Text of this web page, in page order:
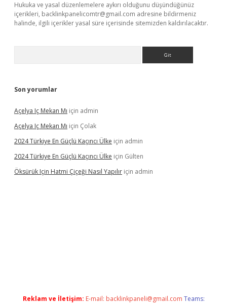
Hukuka ve yasal düzenlemelere aykırı olduğunu düşündüğünüz
içerikleri, backlinkpanelicomtr@gmail.com adresine bildirmeniz
halinde, ilgili içerikler yasal süre içerisinde sitemizden kaldırılacaktır.
Son yorumlar
Açelya Iç Mekan Mı için admin
Açelya Iç Mekan Mı için Çolak
2024 Türkiye En Güçlü Kaçıncı Ülke için admin
2024 Türkiye En Güçlü Kaçıncı Ülke için Gülten
Öksürük Için Hatmi Çiçeği Nasıl Yapılır için admin
Reklam ve İletişim: E-mail: backlinkpaneli@gmail.com Teams: